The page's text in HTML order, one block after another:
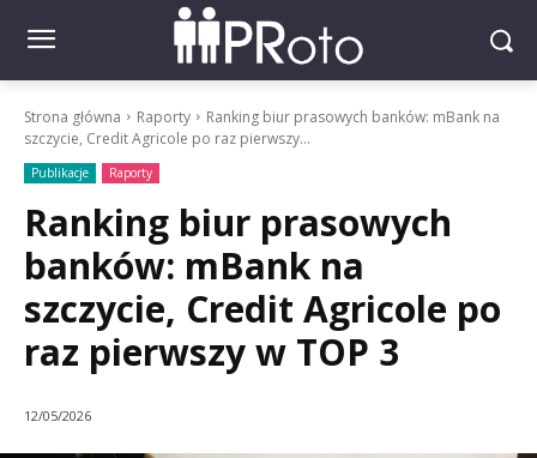
Strona główna Raporty
Ranking biur prasowych banków: mBank na
szczycie, Credit Agricole po raz pierwszy...
Publikacje Raporty
Ranking biur prasowych
banków: mBank na
szczycie, Credit Agricole po
raz pierwszy w TOP 3
12/05/2026